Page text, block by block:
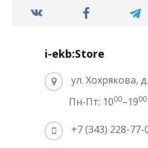
i-ekb:Store
ул. Хохрякова,
Пн-Пт: 1000–1900
+7 (343) 228-77-